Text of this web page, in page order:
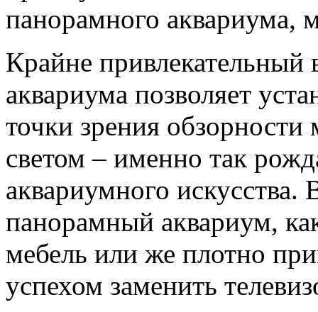
панорамного аквариума,
Крайне
аквариума позволяет
точки зрения обзорности
светом – именно так
аквариумного искусства.
панорамный аквариум,
мебель или же плотно
успехом заменить